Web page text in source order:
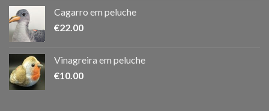
Cagarro em peluche
€22.00
Vinagreira em peluche
€10.00